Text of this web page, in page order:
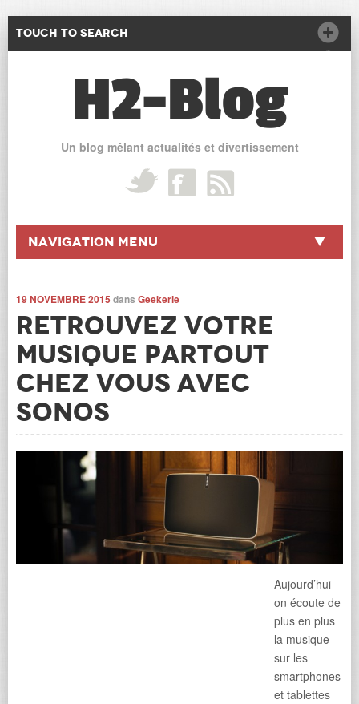
Touch to Search
H2-Blog
Un blog mêlant actualités et divertissement
Navigation Menu
19 NOVEMBRE 2015 dans Geekerie
Retrouvez votre
musique partout
chez vous avec
Sonos
Aujourd’hui
on écoute de
plus en plus
la musique
sur les
smartphones
et tablettes